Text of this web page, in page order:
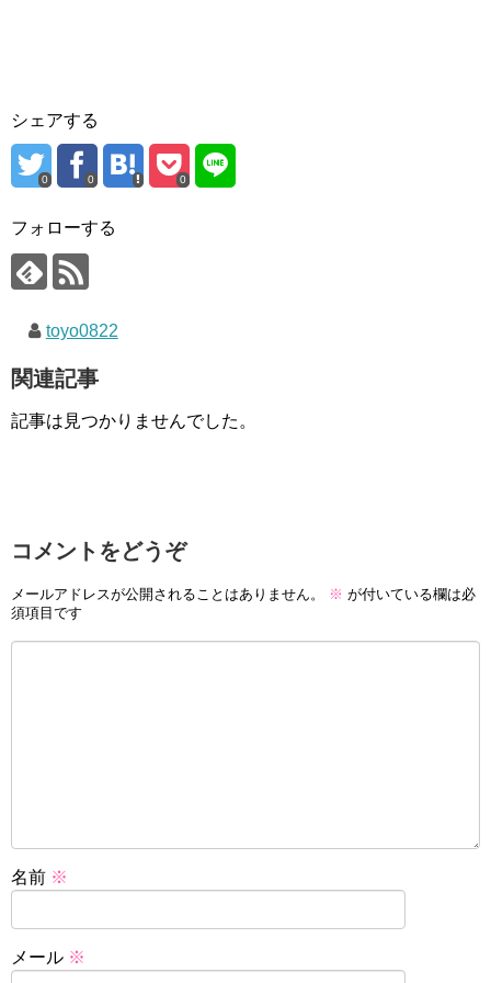
シェアする
0 0 0
フォローする
toyo0822
関連記事
記事は見つかりませんでした。
コメントをどうぞ
メールアドレスが公開されることはありません。 ※ が付いている欄は必
須項目です
名前 ※
メール ※